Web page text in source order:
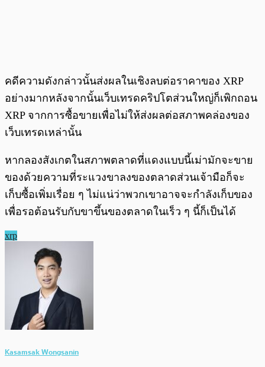
คดีความดังกล่าวนั้นส่งผลในเชิงลบต่อราคาของ XRP
อย่างมากหลังจากนั้นเว็บเทรดคริปโตส่วนใหญ่ก็เพิกถอน
XRP จากการซื้อขายเพื่อไม่ให้ส่งผลต่อสภาพคล่องของ
เว็บเทรดเหล่านั้น
หากลองสังเกตในสภาพตลาดที่แดงแบบนี้เม่ามักจะขาย
ของด้วยความที่ระแวงขาลงของตลาดส่วนเจ้ามือก็จะ
เก็บซื้อเพิ่มเรื่อย ๆ ไม่แน่ว่าพวกเขาอาจจะกำลังเก็บของ
เพื่อรอต้อนรับกับขาขึ้นของตลาดในเร็ว ๆ นี้ก็เป็นได้
xrp
Kasamsak Wongsanin